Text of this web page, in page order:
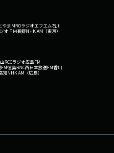
京町（き
ゅんこ）
やまMROラジオエフエム石川
オ ＦＭ長野NHK AM（東京）
RCCラジオ広島FM
FM徳島RNC西日本放送FM香川
知NHK AM（広島）